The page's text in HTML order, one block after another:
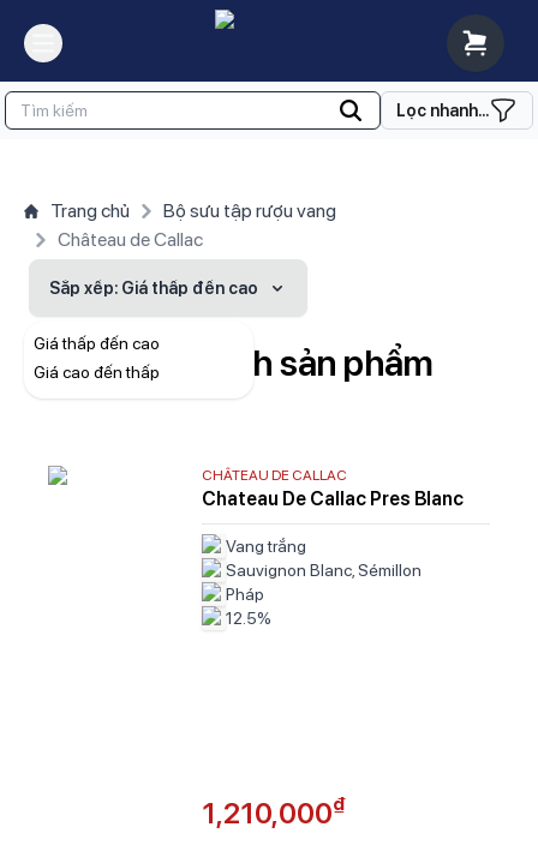
Lọc nhanh...
Trang chủ
Bộ sưu tập rượu vang
Château de Callac
Sắp xếp: Giá thấp đến cao
Giá thấp đến cao
Giá cao đến thấpDanh sách sản phẩm
CHÂTEAU DE CALLAC
Chateau De Callac Pres Blanc
Vang trắng
Sauvignon Blanc, Sémillon
Pháp
12.5%
1,210,000₫